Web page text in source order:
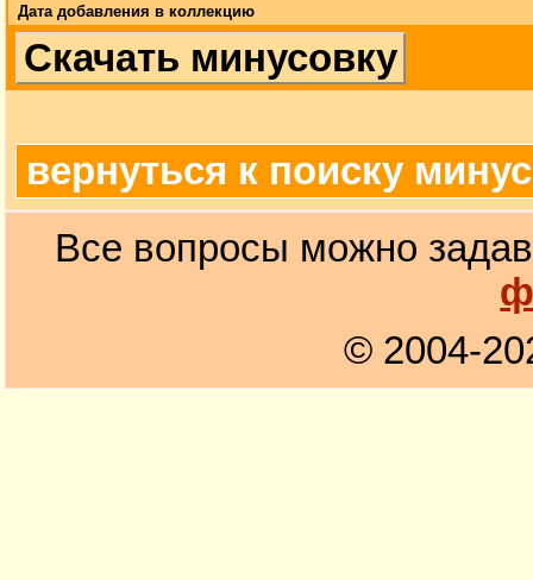
Дата добавления в коллекцию
Скачать минусовку
вернуться к поиску
Все вопросы можно
© 2004-